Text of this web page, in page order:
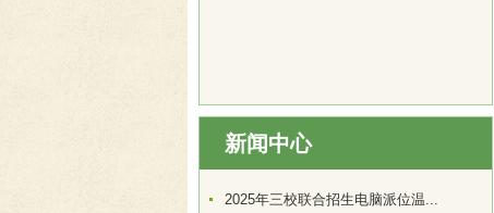
新闻中心
2025年三校联合招生电脑派位温...